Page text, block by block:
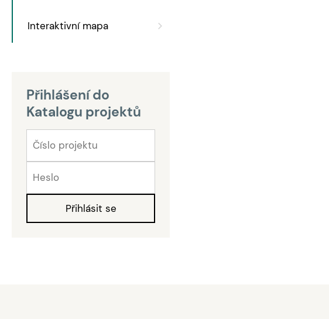
Interaktivní mapa
Přihlášení do
Katalogu projektů